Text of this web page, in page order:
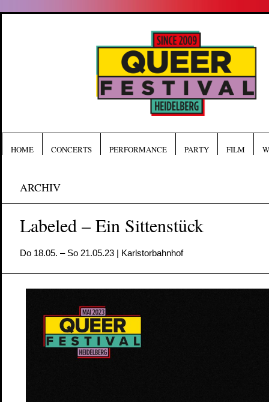
HOME CONCERTS PERFORMANCE PARTY FILM
ARCHIV
Labeled – Ein Sittenstück
Do 18.05. – So 21.05.23 | Karlstorbahnhof